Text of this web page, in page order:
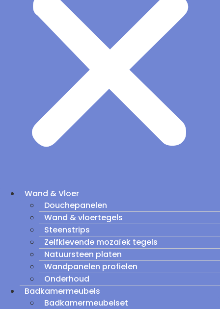
Wand & Vloer
Douchepanelen
Wand & vloertegels
Steenstrips
Zelfklevende mozaïek tegels
Natuursteen platen
Wandpanelen profielen
Onderhoud
Badkamermeubels
Badkamermeubelset